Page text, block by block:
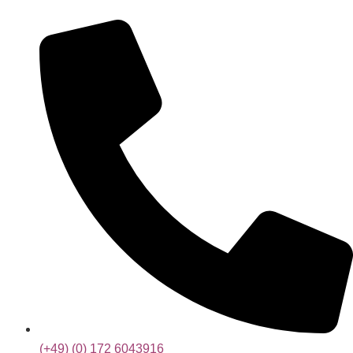
(+49) (0) 172 6043916